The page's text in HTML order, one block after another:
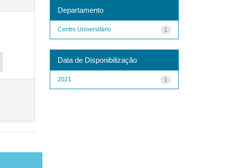
Departamento
1
Centro Universitário
Data de Disponibilização
1
2021